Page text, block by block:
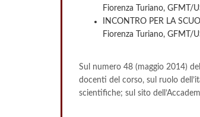
Fiorenza Turiano, GFMT/
INCONTRO PER LA
Fiorenza Turiano, GFMT/
Sul numero 48 (maggio 2014)
docenti del corso, sul ruolo
scientifiche; sul sito